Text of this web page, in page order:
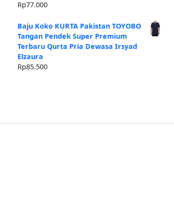
Rp77.000
Baju Koko KURTA Pakistan TOYOBO
Tangan Pendek Super Premium
Terbaru Qurta Pria Dewasa Irsyad
Elzaura
Rp85.500